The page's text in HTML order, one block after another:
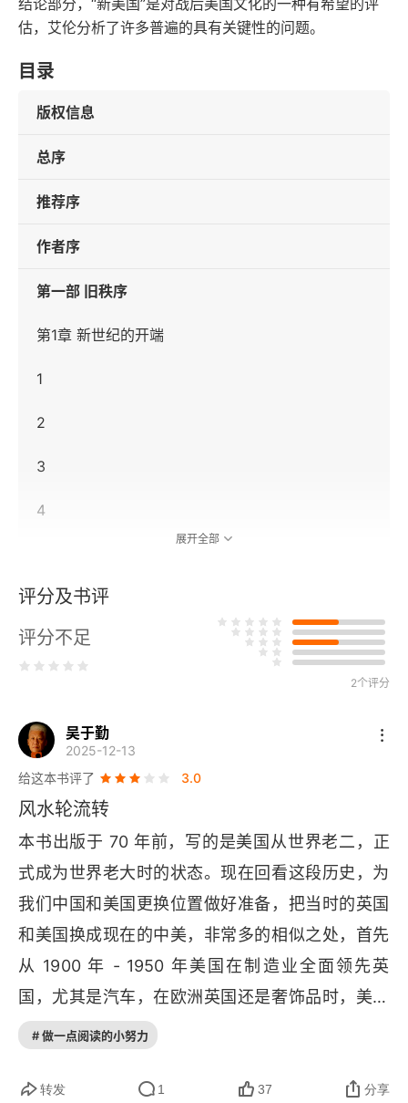
结论部分，“新美国”是对战后美国文化的一种有希望的评
估，艾伦分析了许多普遍的具有关键性的问题。
目录
版权信息
总序
推荐序
作者序
第一部 旧秩序
第1章 新世纪的开端
1
2
3
4
6
第2章 宏伟与局促
2
3
4
第3章 轨道的另一面
1
2
第4章 真正的资本主义
1
展开全部
评分及书评
评分不足
2个评分
吴于勤
2025-12-13
给这本书评了
3.0
风水轮流转
本书出版于 70 年前，写的是美国从世界老二，正
式成为世界老大时的状态。现在回看这段历史，为
我们中国和美国更换位置做好准备，把当时的英国
和美国换成现在的中美，非常多的相似之处，首先
从 1900 年 - 1950 年美国在制造业全面领先英
国，尤其是汽车，在欧洲英国还是奢饰品时，美国
福特
T 型车平民化，前提是美国的公路，铁路的普
业规模优势。所谓的 “修昔里的陷阱” 是个伪命题，
# 做一点阅读的小努力
转发 1 37 分享